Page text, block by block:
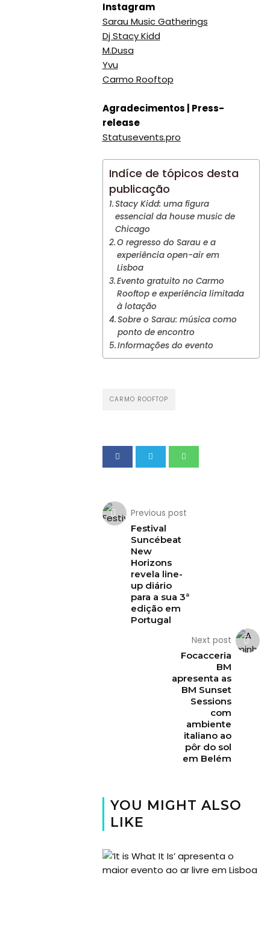
Instagram
Sarau Music Gatherings
Dj Stacy Kidd
M.Dusa
Yvu
Carmo Rooftop
Agradecimentos | Press-
release
Statusevents.pro
Indíce de tópicos desta
publicação
Stacy Kidd: uma figura
essencial da house music de
Chicago
O regresso do Sarau e a
experiência open-air em
Lisboa
Evento gratuito no Carmo
Rooftop e experiência limitada
à lotação
Sobre o Sarau: música como
ponto de encontro
Informações do evento
CARMO ROOFTOP
Previous post
Festival
Suncébeat
New
Horizons
revela line-
up diário
para a sua 3ª
edição em
Portugal
Next post
Focacceria
BM
apresenta as
BM Sunset
Sessions
com
ambiente
italiano ao
pôr do sol
em Belém
YOU MIGHT ALSO
LIKE